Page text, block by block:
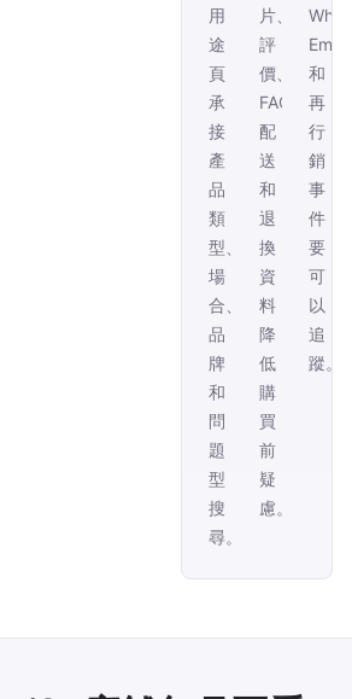
用
途
頁
承
接
產
品
類
型、
場
合、
品
牌
和
問
題
型
搜
尋。
片、
評
價、
FAQ、
配
送
和
退
換
資
料
降
低
購
買
前
疑
慮。
Email
和
再
行
銷
事
件
要
可
以
追
蹤。